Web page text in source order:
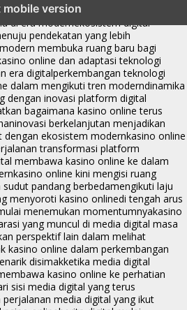
mobile versionkasino online mencerminkan
di era modernekosistem digital
pendekatan yang lebih
membuka ruang baru bagi
online dan adaptasi teknologi
era digitalperkembangan teknologi
dalam mengikuti tren moderndinamika
dengan inovasi platform digital
bagaimana kasino online terus
inovasi berkelanjutan menjadikan
dengan ekosistem modernkasino online
transformasi platform
membawa kasino online ke dalam
kasino online kini mengisi ruang
pandang berbedamengikuti laju
menyoroti kasino onlinedi tengah arus
menemukan momentumnyakasino
yang muncul di media digital masa
perspektif lain dalam melihat
kasino online dalam perkembangan
disimakketika media digital
kasino online ke perhatian
sisi media digital yang terus
media digital yang ikut